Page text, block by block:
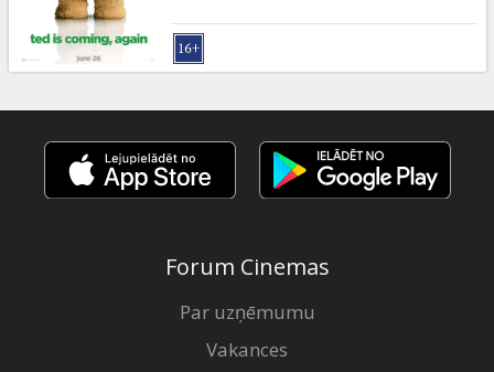
Uzkodas
B2B
Kino
Klubs
Forum Cinemas
Par uzņēmumu
Vakances